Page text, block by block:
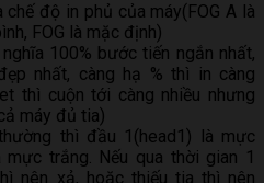
độ in phủ của máy(FOG A là
FOG là mặc định)
100% bước tiến ngắn nhất,
nhất, càng hạ % thì in càng
thì cuộn tới càng nhiều nhưng
máy đủ tia)
thì đầu 1(head1) là mực
trắng. Nếu qua thời gian 1
nên xả, hoặc thiếu tia thì nên